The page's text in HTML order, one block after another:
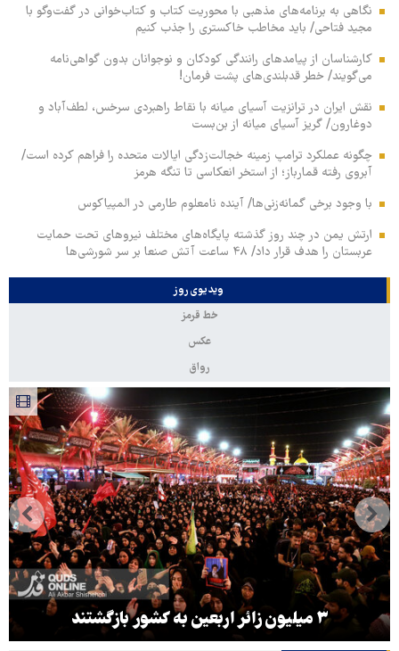
نگاهی به برنامه‌های مذهبی با محوریت کتاب و کتاب‌خوانی در گفت‌وگو با
مجید فتاحی/ باید مخاطب خاکستری را جذب کنیم
کارشناسان از پیامدهای رانندگی کودکان و نوجوانان بدون گواهی‌نامه
می‌گویند/ خطر قدبلندی‌های پشت فرمان!
نقش ایران در ترانزیت آسیای میانه با نقاط راهبردی سرخس، لطف‌آباد و
دوغارون/ گریز آسیای میانه از بن‌بست
چگونه عملکرد ترامپ زمینه خجالت‌زدگی ایالات متحده را فراهم کرده است/
آبروی رفته قمارباز؛ از استخر انعکاسی تا تنگه هرمز
با وجود برخی گمانه‌زنی‌ها/ آینده نامعلوم طارمی در المپیاکوس
ارتش یمن در چند روز گذشته پایگاه‌های مختلف نیروهای تحت حمایت
عربستان را هدف قرار داد/ ۴۸ ساعت آتش صنعا بر سر شورشی‌ها
ویدیوی روز
خط قرمز
عکس
رواق
۳ میلیون زائر اربعین به کشور بازگشتند